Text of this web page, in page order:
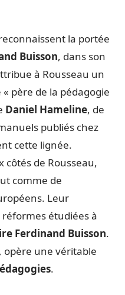
la portée
Buisson, dans son
à Rousseau un
père de la pédagogie
Daniel Hameline, de
publiés chez
cette lignée.
côtés de Rousseau,
comme de
Leur
réformes étudiées à
Ferdinand Buisson.
opère une véritable
.